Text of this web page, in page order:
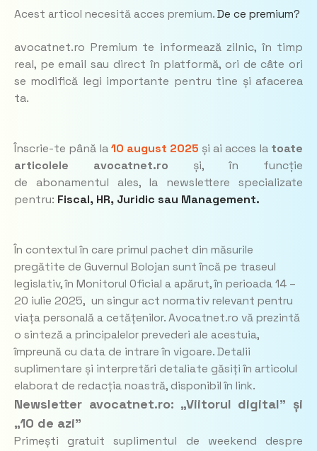
Acest articol necesită acces premium. De ce premium?
avocatnet.ro Premium te informează zilnic, în timp
real, pe email sau direct în platformă, ori de câte ori
se modifică legi importante pentru tine și afacerea
ta.
Înscrie-te până la10 august 2025 și ai acces la toate
articolele avocatnet.ro și, în funcție
de abonamentul ales, la newslettere specializate
pentru: Fiscal, HR, Juridic sau Management.
În contextul în care primul pachet din măsurile
pregătite de Guvernul Bolojan sunt încă pe traseul
legislativ, în Monitorul Oficial a apărut, în perioada 14 –
20 iulie 2025, un singur act normativ relevant pentru
viața personală a cetățenilor. Avocatnet.ro vă prezintă
o sinteză a principalelor prevederi ale acestuia,
împreună cu data de intrare în vigoare. Detalii
suplimentare și interpretări detaliate găsiți în articolul
elaborat de redacția noastră, disponibil în link.
Newsletter avocatnet.ro: „Viitorul digital” și
„10 de azi”
Primești gratuit suplimentul de weekend despre